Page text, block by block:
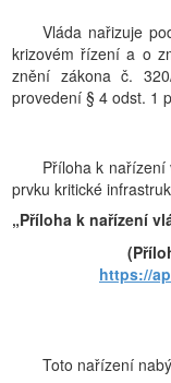
Vláda nařizuje
krizovém řízení a o
znění zákona č.
provedení § 4 odst. 1
Příloha k
prvku kritické
„Příloha k nařízení
https://
Toto nařízení